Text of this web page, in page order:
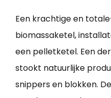
Een krachtige en
biomassaketel,
een pelletketel. Een
stookt natuurlijke
snippers en blokken.